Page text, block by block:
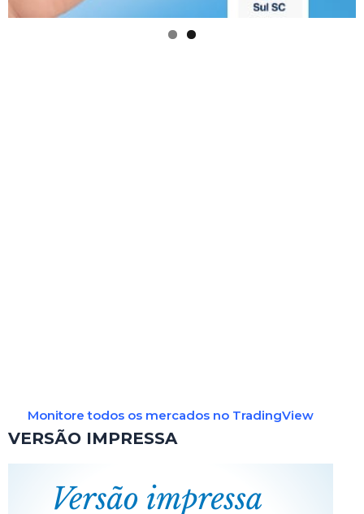
Monitore todos os mercados no TradingView
VERSÃO IMPRESSA